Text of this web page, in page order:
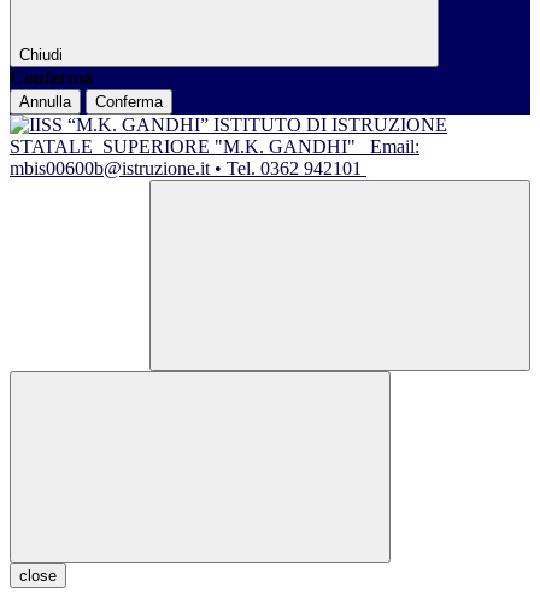
Chiudi
Conferma
Annulla Conferma
ISTITUTO DI ISTRUZIONE
STATALE SUPERIORE "M.K. GANDHI"
Email:
mbis00600b@istruzione.it • Tel. 0362 942101
close